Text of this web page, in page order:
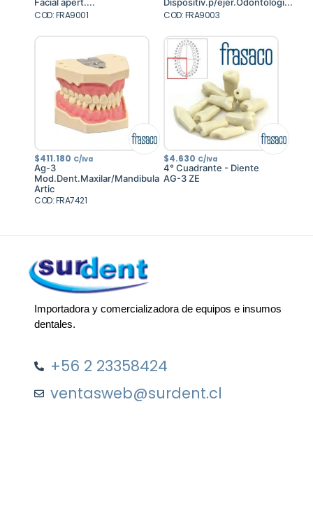
Facial apert....
COD: FRA9001
Dispositiv.p/ejer.Odontologi...
COD: FRA9003
$411.180 C/Iva
Ag-3
Mod.Dent.Maxilar/Mandibula
Artic
COD: FRA7421
$4.630 C/Iva
4° Cuadrante - Diente
AG-3 ZE
Importadora y comercializadora de equipos e insumos
dentales.
+56 2 23358424
ventasweb@surdent.cl